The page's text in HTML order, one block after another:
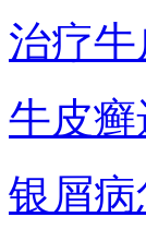
治疗
牛皮
银屑